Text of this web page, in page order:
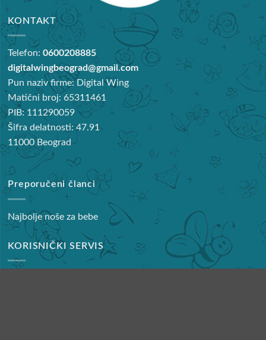
KONTAKT
Telefon:0600208885
digitalwingbeograd@gmail.com
Pun naziv firme: Digital Wing
Matični broj: 65311461
PIB: 111290059
Šifra delatnosti: 47.91
11000 Beograd
Preporučeni članci
Najbolje noše za bebe
KORISNIČKI SERVIS